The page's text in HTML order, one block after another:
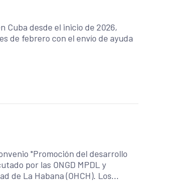
desde el inicio de 2026,
de febrero con el envío de ayuda
"Promoción del desarrollo
por las ONGD MPDL y
de La Habana (OHCH). Los